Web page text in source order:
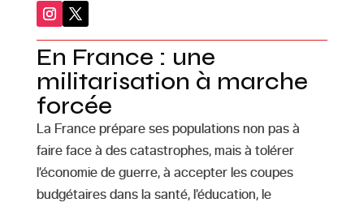
En France : une
militarisation à marche
forcée
La France prépare ses populations non pas à
faire face à des catastrophes, mais à tolérer
l’économie de guerre, à accepter les coupes
budgétaires dans la santé, l’éducation, le